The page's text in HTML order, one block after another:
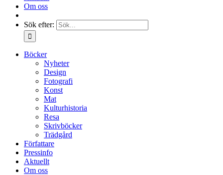
Om oss
Sök efter:
Böcker
Nyheter
Design
Fotografi
Konst
Mat
Kulturhistoria
Resa
Skrivböcker
Trädgård
Författare
Pressinfo
Aktuellt
Om oss